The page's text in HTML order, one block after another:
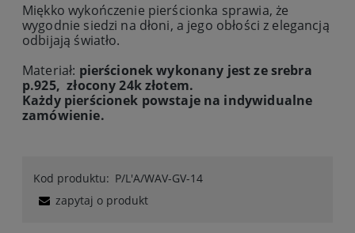
Miękko wykończenie pierścionka sprawia, że
wygodnie siedzi na dłoni, a jego obłości z elegancją
odbijają światło.
Materiał: pierścionek wykonany jest zesrebra
p.925,złocony 24k złotem.
Każdy pierścionek powstaje na indywidualne
zamówienie.
Kod produktu: P/L'A/WAV-GV-14
zapytaj o produkt